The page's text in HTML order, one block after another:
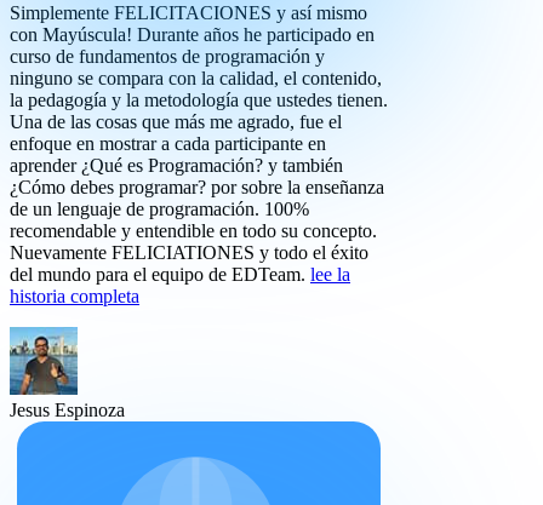
Simplemente FELICITACIONES y así mismo
con Mayúscula! Durante años he participado en
curso de fundamentos de programación y
ninguno se compara con la calidad, el contenido,
la pedagogía y la metodología que ustedes tienen.
Una de las cosas que más me agrado, fue el
enfoque en mostrar a cada participante en
aprender ¿Qué es Programación? y también
¿Cómo debes programar? por sobre la enseñanza
de un lenguaje de programación. 100%
recomendable y entendible en todo su concepto.
Nuevamente FELICIATIONES y todo el éxito
del mundo para el equipo de EDTeam. lee la
historia completa
Jesus Espinoza